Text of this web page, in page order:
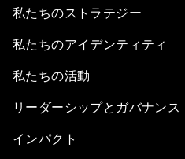
私たちのストラテジー
私たちのアイデンティティ
私たちの活動
リーダーシップとガバナンス
インパクト